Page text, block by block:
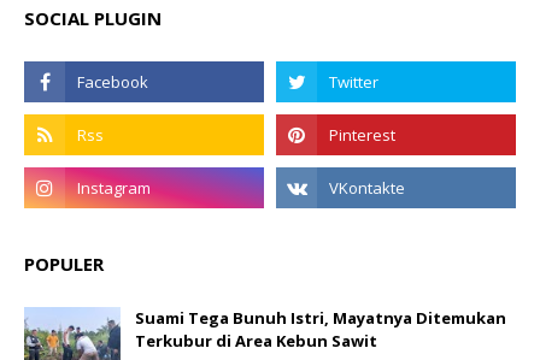
SOCIAL PLUGIN
POPULER
Suami Tega Bunuh Istri, Mayatnya Ditemukan
Terkubur di Area Kebun Sawit